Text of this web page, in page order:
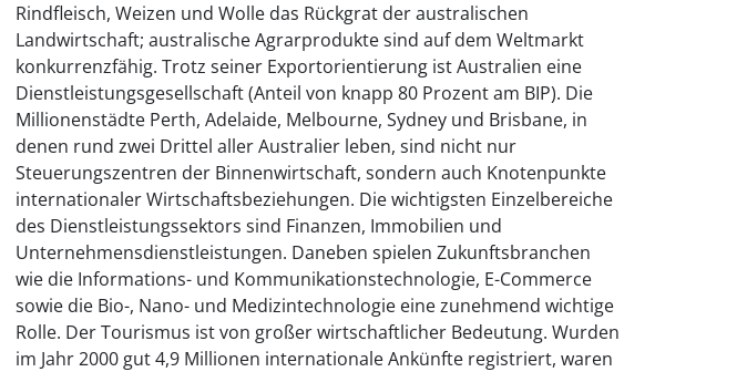
Rindfleisch, Weizen und Wolle das Rückgrat der australischen
Landwirtschaft; australische Agrarprodukte sind auf dem Weltmarkt
konkurrenzfähig. Trotz seiner Exportorientierung ist Australien eine
Dienstleistungsgesellschaft (Anteil von knapp 80 Prozent am BIP). Die
Millionenstädte Perth, Adelaide, Melbourne, Sydney und Brisbane, in
denen rund zwei Drittel aller Australier leben, sind nicht nur
Steuerungszentren der Binnenwirtschaft, sondern auch Knotenpunkte
internationaler Wirtschaftsbeziehungen. Die wichtigsten Einzelbereiche
des Dienstleistungssektors sind Finanzen, Immobilien und
Unternehmensdienstleistungen. Daneben spielen Zukunftsbranchen
wie die Informations- und Kommunikationstechnologie, E-Commerce
sowie die Bio-, Nano- und Medizintechnologie eine zunehmend wichtige
Rolle. Der Tourismus ist von großer wirtschaftlicher Bedeutung. Wurden
im Jahr 2000 gut 4,9 Millionen internationale Ankünfte registriert, waren